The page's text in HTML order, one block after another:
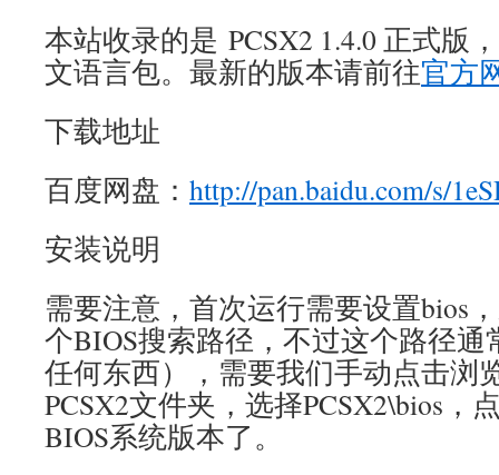
本站收录的是 PCSX2 1.4.0 正式版
文语言包。最新的版本请前往官方
下载地址
百度网盘： http://pan.baidu.com/s/
安装说明
需要注意，首次运行需要设置bios
个BIOS搜索路径，不过这个路径
任何东西），需要我们手动点击浏
PCSX2文件夹，选择PCSX2\bios，
BIOS系统版本了。